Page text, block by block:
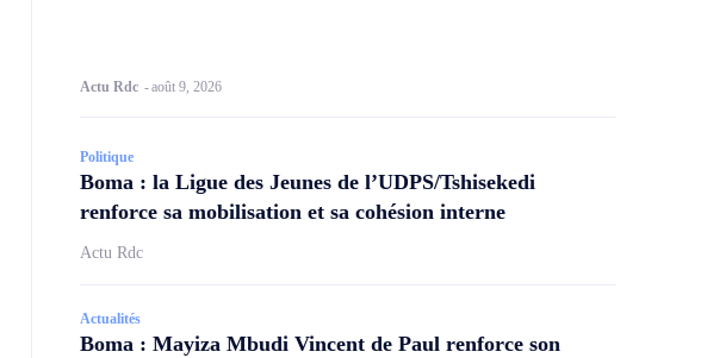
Actu Rdc -août 9, 2026
Politique
Boma : la Ligue des Jeunes de l’UDPS/Tshisekedi
renforce sa mobilisation et sa cohésion interne
Actu Rdc
Actualités
Boma : Mayiza Mbudi Vincent de Paul renforce son